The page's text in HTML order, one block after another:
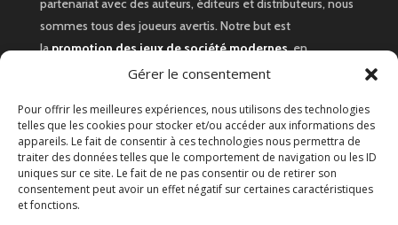
Gérer le consentement
Pour offrir les meilleures expériences, nous utilisons des technologies
telles que les cookies pour stocker et/ou accéder aux informations des
appareils. Le fait de consentir à ces technologies nous permettra de
traiter des données telles que le comportement de navigation ou les ID
uniques sur ce site. Le fait de ne pas consentir ou de retirer son
consentement peut avoir un effet négatif sur certaines caractéristiques
et fonctions.
partenariat avec des auteurs, éditeurs et distributeurs, nous
sommes tous des joueurs avertis. Notre but est
lapromotion des jeux de société modernes, en
particulier par lesanimationsdécouverte,
Informations pratiques
Soirées hebdomadaires à lasalle municipale Jean Bonfils au
81 rue de mascard 30900 Nîmes